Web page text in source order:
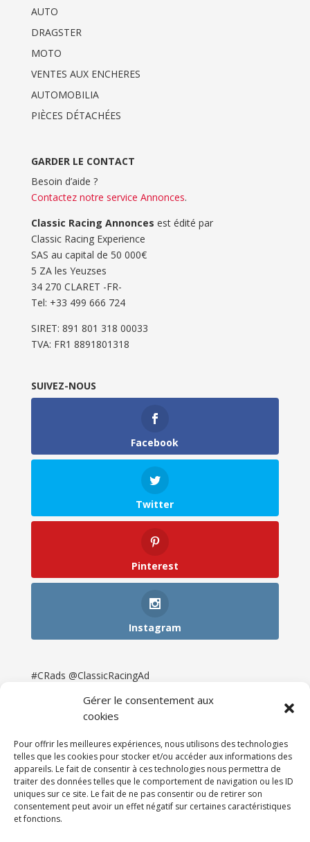
Gérer le consentement aux
cookies
Pour offrir les meilleures expériences, nous utilisons des technologies
telles que les cookies pour stocker et/ou accéder aux informations des
appareils. Le fait de consentir à ces technologies nous permettra de
traiter des données telles que le comportement de navigation ou les ID
uniques sur ce site. Le fait de ne pas consentir ou de retirer son
consentement peut avoir un effet négatif sur certaines caractéristiques
et fonctions.
AUTO
DRAGSTER
MOTO
VENTES AUX ENCHERES
AUTOMOBILIA
PIÈCES DÉTACHÉES
GARDER LE CONTACT
Besoin d’aide ?
Contactez notre service Annonces.
Classic Racing Annonces est édité par
Classic Racing Experience
SAS au capital de 50 000€
5 ZA les Yeuzses
34 270 CLARET -FR-
Tel: ‭+33 499 666 724‬
SIRET: 891 801 318 00033
TVA: FR1 8891801318
SUIVEZ-NOUS
Facebook
Twitter
Pinterest
Instagram
#CRads @ClassicRacingAd